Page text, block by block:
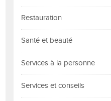
Restauration
Santé et beauté
Services à la personne
Services et conseils